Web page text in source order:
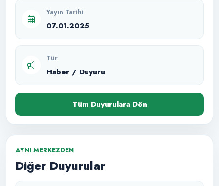
Yayın Tarihi
07.01.2025
Tür
Haber / Duyuru
Tüm Duyurulara Dön
AYNI MERKEZDEN
Diğer Duyurular